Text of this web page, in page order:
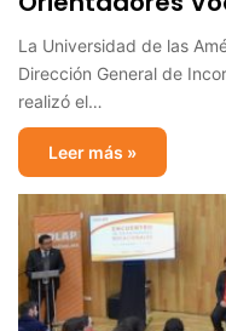
La Universidad de las
Dirección General de
realizó el…
Leer más »